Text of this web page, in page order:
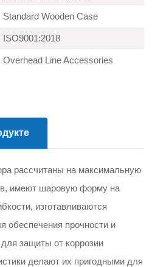
Standard Wooden Case
ISO9001:2018
Overhead Line Accessories
рассчитаны на максимальную
имеют шаровую форму на
изготавливаются
обеспечения прочности и
защиты от коррозии
делают их пригодными для